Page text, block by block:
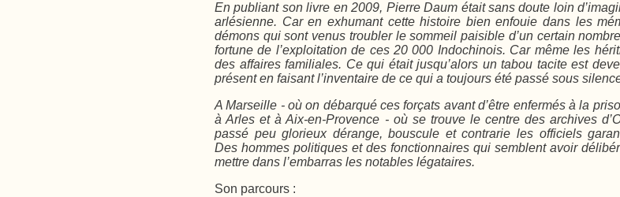
En publiant son livre en 2009, Pierre Daum était sans doute loin
arlésienne. Car en exhumant cette histoire bien enfouie dans les
démons qui sont venus troubler le sommeil paisible d’un certain
fortune de l’exploitation de ces 20 000 Indochinois. Car même les
des affaires familiales. Ce qui était jusqu’alors un tabou tacite est
présent en faisant l’inventaire de ce qui a toujours été passé sous
A Marseille - où on débarqué ces forçats avant d’être enfermés à la
à Arles et à Aix-en-Provence - où se trouve le centre des archives
passé peu glorieux dérange, bouscule et contrarie les officiels
Des hommes politiques et des fonctionnaires qui semblent avoir
mettre dans l’embarras les notables légataires.
Son parcours :